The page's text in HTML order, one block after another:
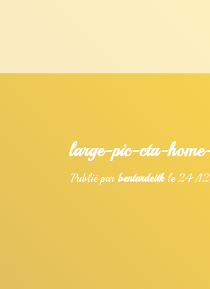
large-pic-cta-
Publié par bentardeitkle24/